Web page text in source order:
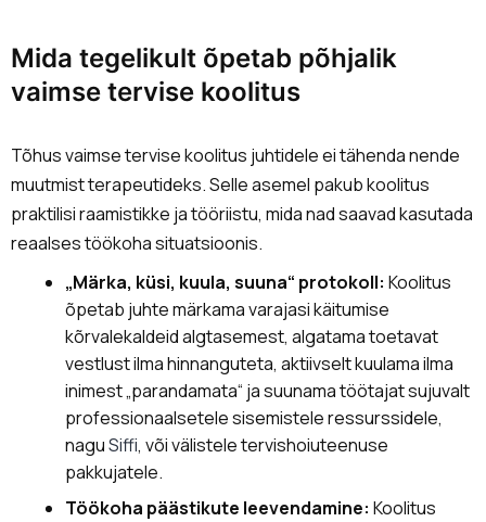
Mida tegelikult õpetab põhjalik
vaimse tervise koolitus
Tõhus vaimse tervise koolitus juhtidele ei tähenda nende
muutmist terapeutideks. Selle asemel pakub koolitus
praktilisi raamistikke ja tööriistu, mida nad saavad kasutada
reaalses töökoha situatsioonis.
„Märka, küsi, kuula, suuna“ protokoll: Koolitus
õpetab juhte märkama varajasi käitumise
kõrvalekaldeid algtasemest, algatama toetavat
vestlust ilma hinnanguteta, aktiivselt kuulama ilma
inimest „parandamata“ ja suunama töötajat sujuvalt
professionaalsetele sisemistele ressurssidele,
naguSiffi, või välistele tervishoiuteenuse
pakkujatele.
Töökoha päästikute leevendamine: Koolitus